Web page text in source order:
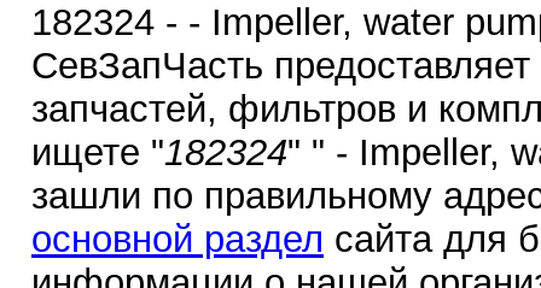
182324 - - Impeller, water
СевЗапЧасть
запчастей, фильтров и
ищете "182324" " - Impeller,
зашли по правильному
основной раздел сайта для